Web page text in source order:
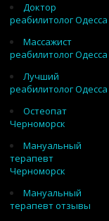
Доктор
реабилитолог Одесса
Массажист
реабилитолог Одесса
Лучший
реабилитолог Одесса
Остеопат
Черноморск
Мануальный
терапевт
Черноморск
Мануальный
терапевт отзывы